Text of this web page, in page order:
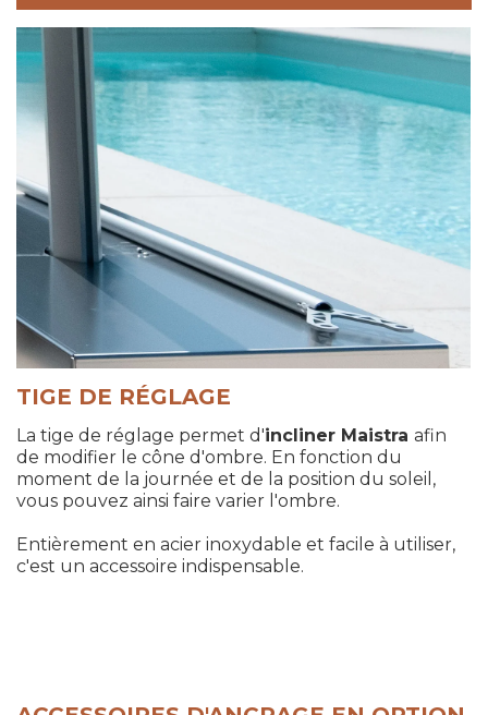
TIGE DE RÉGLAGE
La tige de réglage permet d'incliner Maistra afin
de modifier le cône d'ombre. En fonction du
moment de la journée et de la position du soleil,
vous pouvez ainsi faire varier l'ombre.
Entièrement en acier inoxydable et facile à utiliser,
c'est un accessoire indispensable.